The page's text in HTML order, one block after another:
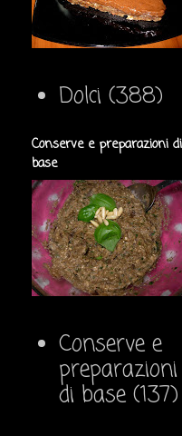
Dolci (388)
Conserve e preparazioni di
base
Conserve e
preparazioni
di base (137)